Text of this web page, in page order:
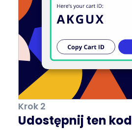
Krok 2
Udostępnij ten kod